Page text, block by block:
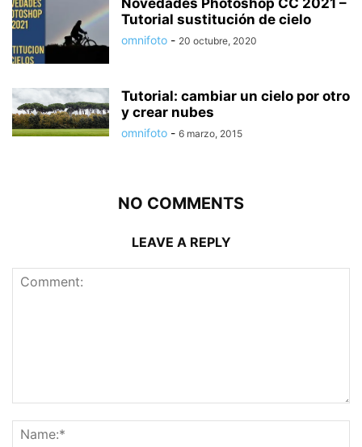
Novedades Photoshop CC 2021 –
Tutorial sustitución de cielo
omnifoto - 20 octubre, 2020
Tutorial: cambiar un cielo por otro
y crear nubes
omnifoto - 6 marzo, 2015
NO COMMENTS
LEAVE A REPLY